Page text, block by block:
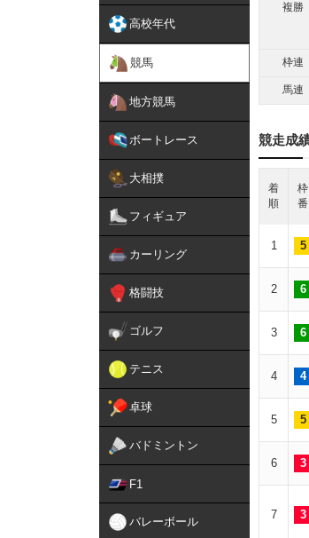
高校年代
競馬
地方競馬
ボートレース
大相撲
フィギュア
カーリング
格闘技
ゴルフ
テニス
卓球
バドミントン
F1
バレーボール
複勝
枠連
馬連
競走成
着
順
枠
番
1 5
2 6
3 6
4 4
5 5
6 3
7 3